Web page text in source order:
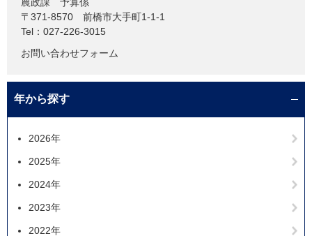
〒371-8570
前橋市大手町1-1-1
Tel：027-226-3015
お問い合わせフォーム
年から探す
2026年
2025年
2024年
2023年
2022年